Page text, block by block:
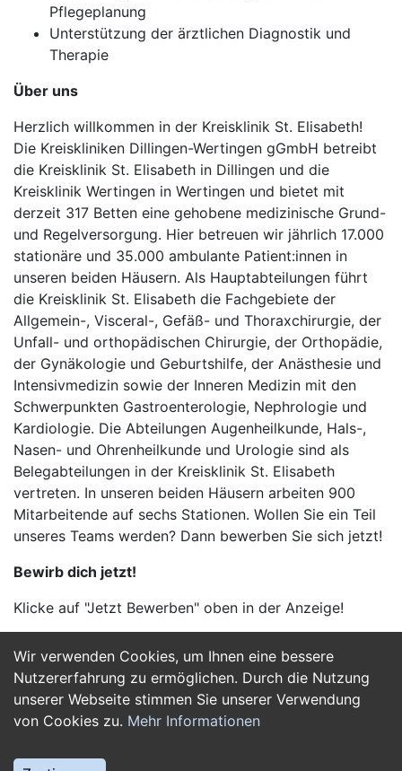
Wir verwenden Cookies, um Ihnen eine bessere
Nutzererfahrung zu ermöglichen. Durch die Nutzung
unserer Webseite stimmen Sie unserer Verwendung
von Cookies zu. Mehr Informationen
Pflegeplanung
Unterstützung der ärztlichen Diagnostik und
Therapie
Über uns
Herzlich willkommen in der Kreisklinik St. Elisabeth!
Die Kreiskliniken Dillingen-Wertingen gGmbH betreibt
die Kreisklinik St. Elisabeth in Dillingen und die
Kreisklinik Wertingen in Wertingen und bietet mit
derzeit 317 Betten eine gehobene medizinische Grund-
und Regelversorgung. Hier betreuen wir jährlich 17.000
stationäre und 35.000 ambulante Patient:innen in
unseren beiden Häusern. Als Hauptabteilungen führt
die Kreisklinik St. Elisabeth die Fachgebiete der
Allgemein-, Visceral-, Gefäß- und Thoraxchirurgie, der
Unfall- und orthopädischen Chirurgie, der Orthopädie,
der Gynäkologie und Geburtshilfe, der Anästhesie und
Intensivmedizin sowie der Inneren Medizin mit den
Schwerpunkten Gastroenterologie, Nephrologie und
Kardiologie. Die Abteilungen Augenheilkunde, Hals-,
Nasen- und Ohrenheilkunde und Urologie sind als
Belegabteilungen in der Kreisklinik St. Elisabeth
vertreten. In unseren beiden Häusern arbeiten 900
Mitarbeitende auf sechs Stationen. Wollen Sie ein Teil
unseres Teams werden? Dann bewerben Sie sich jetzt!
Bewirb dich jetzt!
Klicke auf "Jetzt Bewerben" oben in der Anzeige!
Jetzt Bewerben